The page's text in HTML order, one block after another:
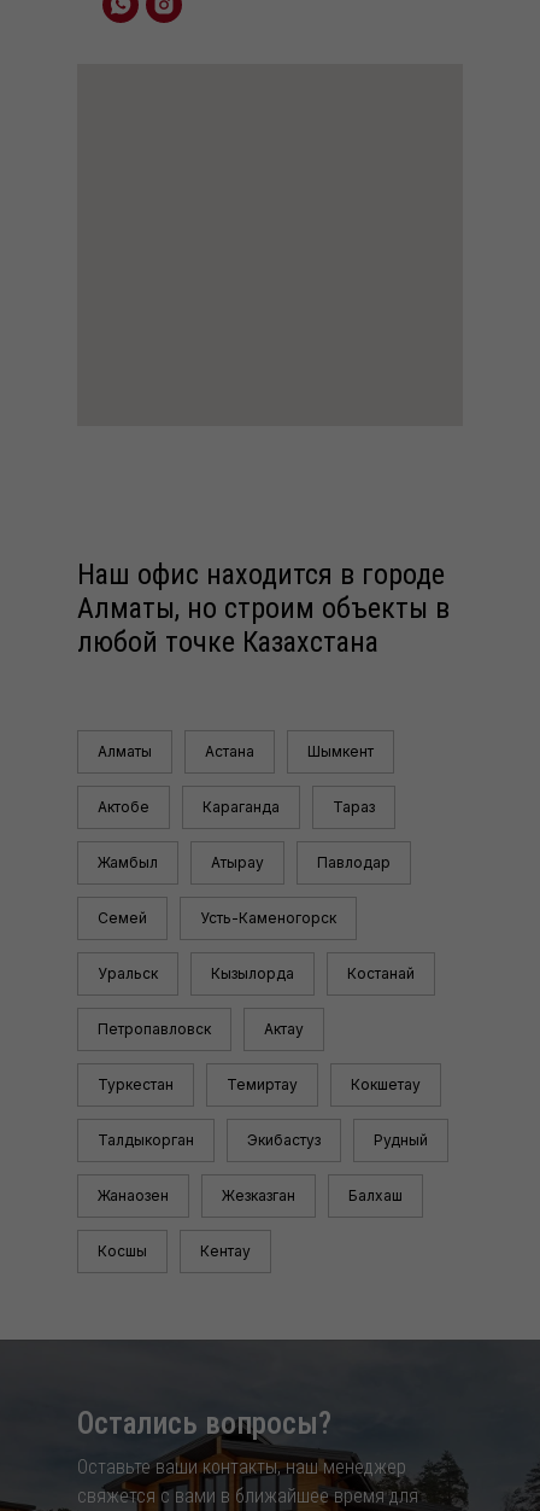
Наш офис находится в городе
Алматы, но строим объекты в
любой точке Казахстана
Алматы Астана Шымкент
Актобе Караганда Тараз
Жамбыл Атырау Павлодар
Семей Усть-Каменогорск
Уральск Кызылорда Костанай
Петропавловск Актау
Туркестан Темиртау Кокшетау
Талдыкорган Экибастуз Рудный
Жанаозен Жезказган Балхаш
Косшы Кентау
Остались вопросы?
Оставьте ваши контакты, наш менеджер
свяжется с вами в ближайшее время для